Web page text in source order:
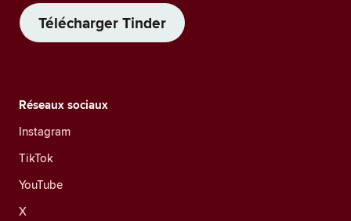
Télécharger Tinder
Réseaux sociaux
Instagram
TikTok
YouTube
X